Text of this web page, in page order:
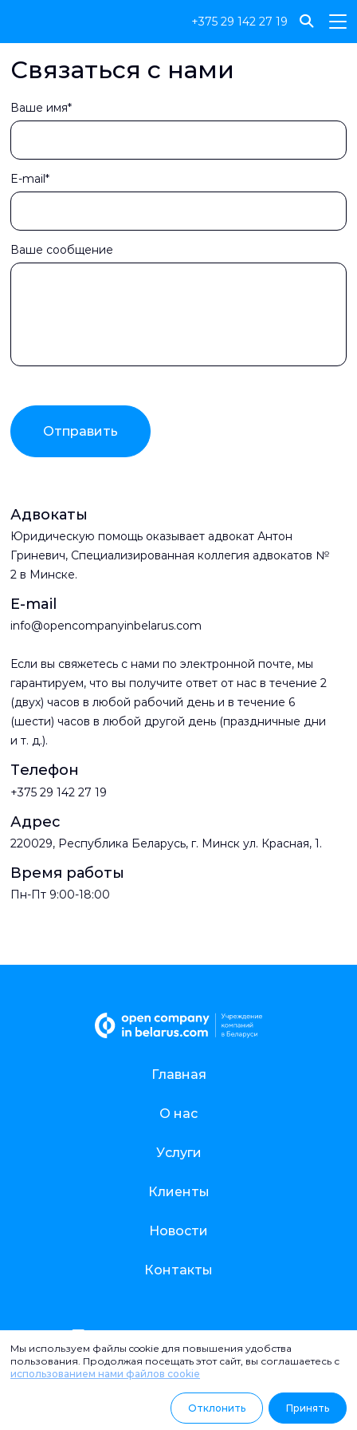
+375 29 142 27 19
Связаться с нами
Ваше имя*
E-mail*
Ваше сообщение
Отправить
Адвокаты
Юридическую помощь оказывает адвокат Антон
Гриневич, Специализированная коллегия адвокатов №
2 в Минске.
E-mail
info@opencompanyinbelarus.com
Если вы свяжетесь с нами по электронной почте, мы
гарантируем, что вы получите ответ от нас в течение 2
(двух) часов в любой рабочий день и в течение 6
(шести) часов в любой другой день (праздничные дни
и т. д.).
Телефон
+375 29 142 27 19
Адрес
220029, Республика Беларусь, г. Минск ул. Красная, 1.
Время работы
Пн-Пт 9:00-18:00
Главная
О нас
Услуги
Клиенты
Новости
Контакты
info@opencompanyinbelarus.com
220029, Республика Беларусь, г. Минск ул. Красная, 1.
Мы используем файлы cookie для повышения удобства
пользования. Продолжая посещать этот сайт, вы соглашаетесь с
использованием нами файлов cookie
Отклонить Принять